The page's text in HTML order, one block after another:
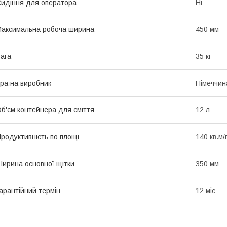
для оператора Ні
робоча ширина 450 мм
35 кг
виробник
контейнера для сміття 12 л
по площі 140 кв.м/
основної щітки 350 мм
термін 12 міс